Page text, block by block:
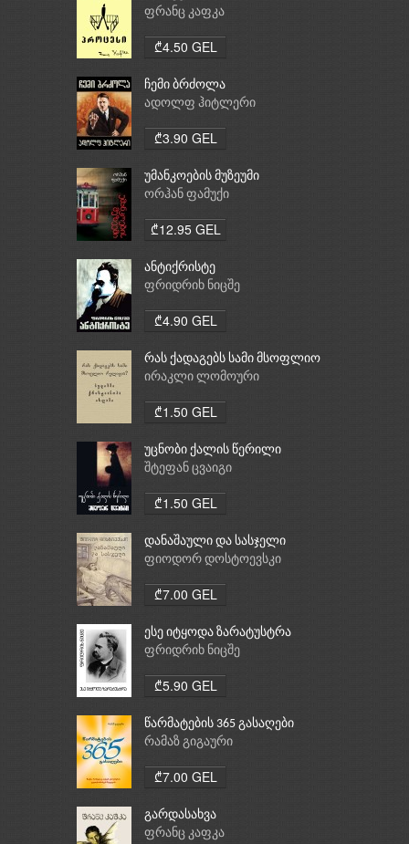
ფრანც კაფკა
₾4.50 GEL
ჩემი ბრძოლა
ადოლფ ჰიტლერი
₾3.90 GEL
უმანკოების მუზეუმი
ორჰან ფამუქი
₾12.95 GEL
ანტიქრისტე
ფრიდრიხ ნიცშე
₾4.90 GEL
რას ქადაგებს სამი მსოფლიო
რელიგია: ბუდიზმი,
ირაკლი ლომოური
₾1.50 GEL
უცნობი ქალის წერილი
შტეფან ცვაიგი
₾1.50 GEL
დანაშაული და სასჯელი
ფიოდორ დოსტოევსკი
₾7.00 GEL
ესე იტყოდა ზარატუსტრა
ფრიდრიხ ნიცშე
₾5.90 GEL
წარმატების 365 გასაღები
რამაზ გიგაური
₾7.00 GEL
გარდასახვა
ფრანც კაფკა